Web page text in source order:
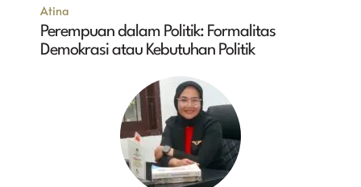
Atina
Perempuan dalam Politik: Formalitas
Demokrasi atau Kebutuhan Politik